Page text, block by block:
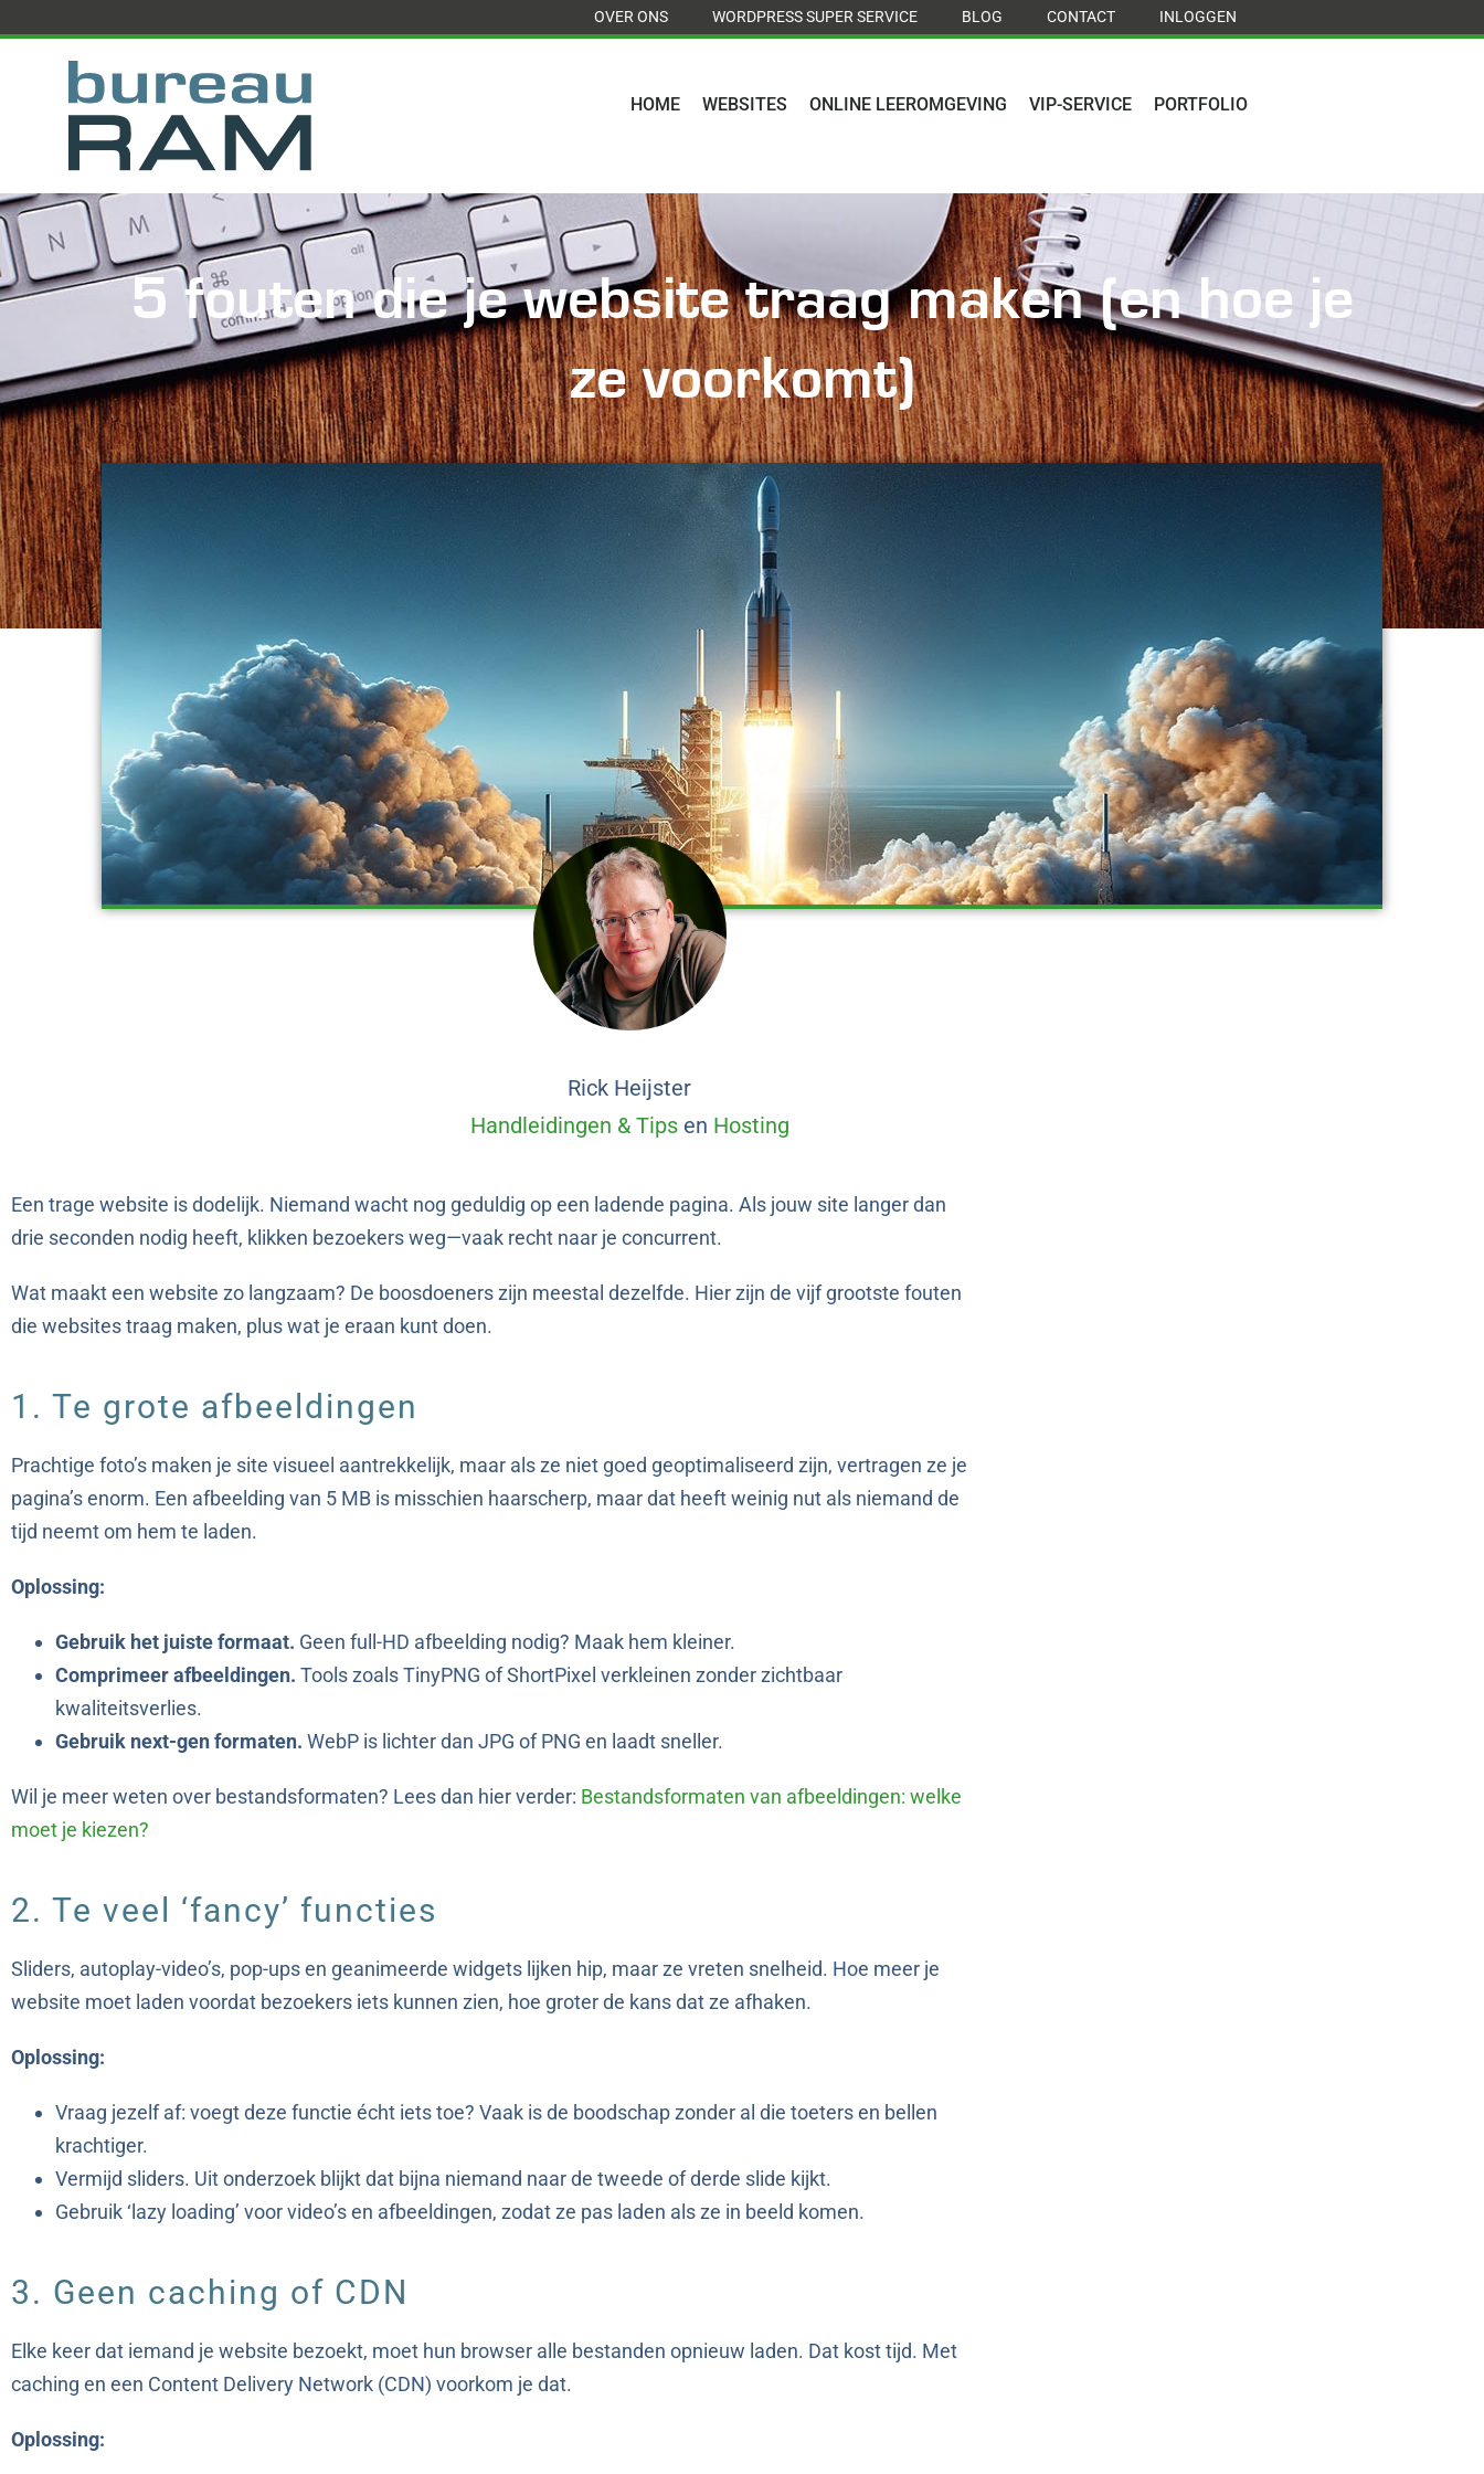
OVER ONS WORDPRESS SUPER SERVICE BLOG CONTACT INLOGGEN
HOME WEBSITES ONLINE LEEROMGEVING VIP-SERVICE PORTFOLIO
5 fouten die je website traag maken (en hoe je
ze voorkomt)
Rick Heijster
Handleidingen & Tipsen Hosting
Een trage website is dodelijk. Niemand wacht nog geduldig op een ladende pagina. Als jouw site langer dan
drie seconden nodig heeft, klikken bezoekers weg—vaak recht naar je concurrent.
Wat maakt een website zo langzaam? De boosdoeners zijn meestal dezelfde. Hier zijn de vijf grootste fouten
die websites traag maken, plus wat je eraan kunt doen.
1. Te grote afbeeldingen
Prachtige foto’s maken je site visueel aantrekkelijk, maar als ze niet goed geoptimaliseerd zijn, vertragen ze je
pagina’s enorm. Een afbeelding van 5 MB is misschien haarscherp, maar dat heeft weinig nut als niemand de
tijd neemt om hem te laden.
Oplossing:
Gebruik het juiste formaat. Geen full-HD afbeelding nodig? Maak hem kleiner.
Comprimeer afbeeldingen. Tools zoals TinyPNG of ShortPixel verkleinen zonder zichtbaar
kwaliteitsverlies.
Gebruik next-gen formaten. WebP is lichter dan JPG of PNG en laadt sneller.
Wil je meer weten over bestandsformaten? Lees dan hier verder: Bestandsformaten van afbeeldingen: welke
moet je kiezen?
2. Te veel ‘fancy’ functies
Sliders, autoplay-video’s, pop-ups en geanimeerde widgets lijken hip, maar ze vreten snelheid. Hoe meer je
website moet laden voordat bezoekers iets kunnen zien, hoe groter de kans dat ze afhaken.
Oplossing:
Vraag jezelf af: voegt deze functie écht iets toe? Vaak is de boodschap zonder al die toeters en bellen
krachtiger.
Vermijd sliders. Uit onderzoek blijkt dat bijna niemand naar de tweede of derde slide kijkt.
Gebruik ‘lazy loading’ voor video’s en afbeeldingen, zodat ze pas laden als ze in beeld komen.
3. Geen caching of CDN
Elke keer dat iemand je website bezoekt, moet hun browser alle bestanden opnieuw laden. Dat kost tijd. Met
caching en een Content Delivery Network (CDN) voorkom je dat.
Oplossing: